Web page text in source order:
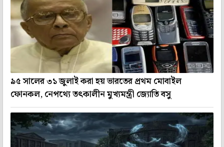
৯৫ সালের ৩১ জুলাই করা হয় ভারতের প্রথম মোবাইল
ফোনকল, নেপথ্যে তৎকালীন মুখ্যমন্ত্রী জ্যোতি বসু